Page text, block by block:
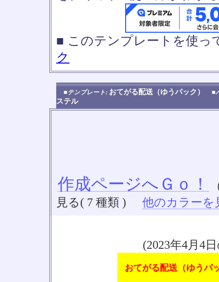
■ このテンプレートを使
ク
■テンプレート: おてがる配送（ゆうパック） ■
ステル
作成ページへＧｏ！
見る( 7 種類 )
他のカラーを
(2023年4月4
おてがる配送（ゆうパ